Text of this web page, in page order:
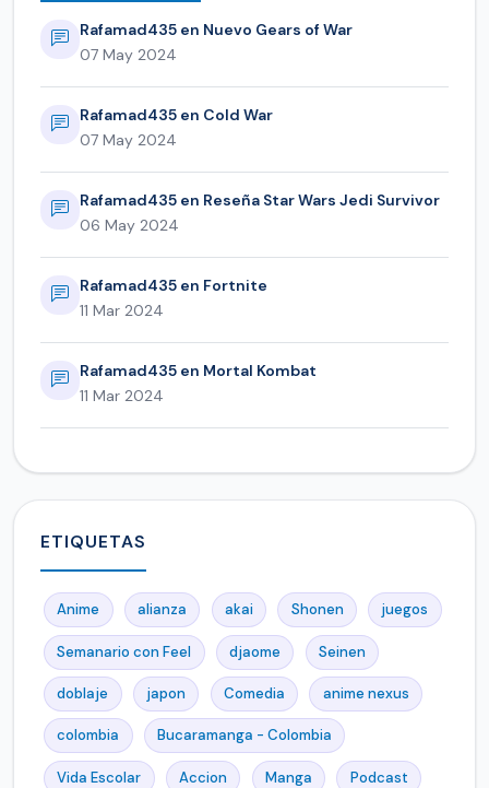
Rafamad435 en Nuevo Gears of War
07 May 2024
Rafamad435 en Cold War
07 May 2024
Rafamad435 en Reseña Star Wars Jedi Survivor
06 May 2024
Rafamad435 en Fortnite
11 Mar 2024
Rafamad435 en Mortal Kombat
11 Mar 2024
ETIQUETAS
Anime alianza akai Shonen juegos
Semanario con Feel djaome Seinen
doblaje japon Comedia anime nexus
colombia Bucaramanga - Colombia
Vida Escolar Accion Manga Podcast